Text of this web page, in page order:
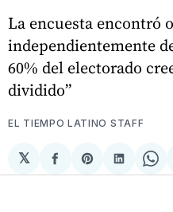
La encuesta encontró
independientemente
60% del electorado
dividido”
EL TIEMPO LATINO STAFF
𝕏
Compartir
en
Share
on
en
on